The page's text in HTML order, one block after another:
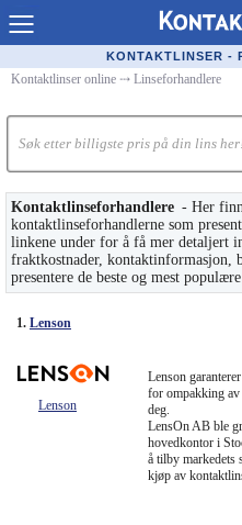
Kontaktlinser Online
Kjøpe linser på nett
Populære linser
Linsetyper
Linsevæske
Synsfeil
KONTAKTLINSER -
Kontaktlinser online ⤏ Linseforhandlere
Kontaktlinseforhandlere - Her
kontaktlinseforhandlerne som
linkene under for å få mer detaljert
fraktkostnader, kontaktinformasjon,
presentere de beste og mest
1. Lenson
Lenson
Lenson
for ompakking
deg.
LensOn AB ble
hovedkontor i
å tilby markedets
kjøp av